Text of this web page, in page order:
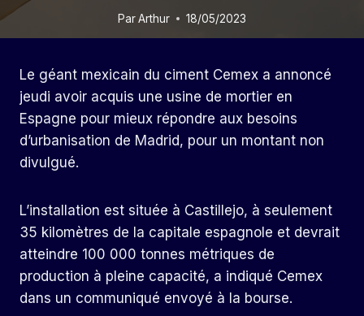
ParArthur 18/05/2023
Le géant mexicain du ciment Cemex a annoncé
jeudi avoir acquis une usine de mortier en
Espagne pour mieux répondre aux besoins
d’urbanisation de Madrid, pour un montant non
divulgué.
L’installation est située à Castillejo, à seulement
35 kilomètres de la capitale espagnole et devrait
atteindre 100 000 tonnes métriques de
production à pleine capacité, a indiqué Cemex
dans un communiqué envoyé à la bourse.